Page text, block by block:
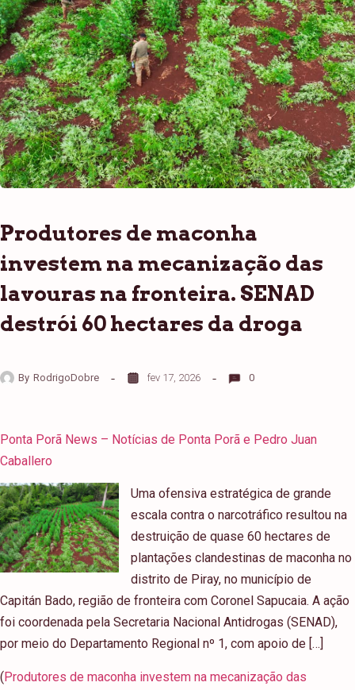
Produtores de maconha
investem na mecanização das
lavouras na fronteira. SENAD
destrói 60 hectares da droga
By RodrigoDobre fev 17, 2026 0
Ponta Porã News – Notícias de Ponta Porã e Pedro Juan
Caballero
Uma ofensiva estratégica de grande
escala contra o narcotráfico resultou na
destruição de quase 60 hectares de
plantações clandestinas de maconha no
distrito de Piray, no município de
Capitán Bado, região de fronteira com Coronel Sapucaia. A ação
foi coordenada pela Secretaria Nacional Antidrogas (SENAD),
por meio do Departamento Regional nº 1, com apoio de […]
(Produtores de maconha investem na mecanização das